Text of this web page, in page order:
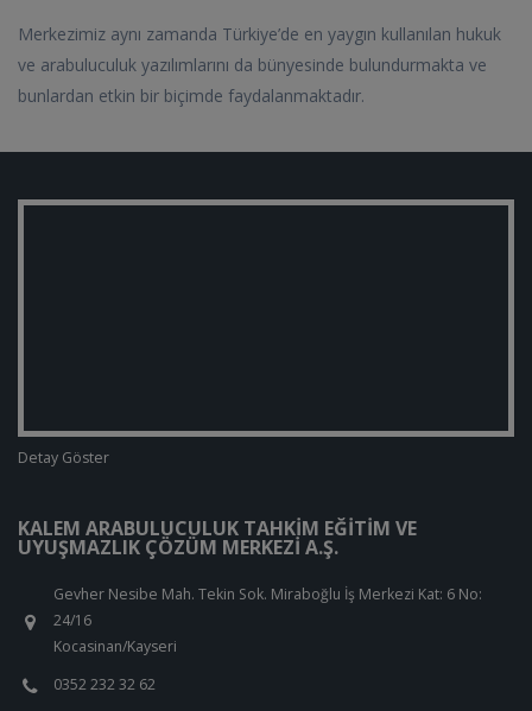
Merkezimiz aynı zamanda Türkiye’de en yaygın kullanılan hukuk
ve arabuluculuk yazılımlarını da bünyesinde bulundurmakta ve
bunlardan etkin bir biçimde faydalanmaktadır.
Detay Göster
KALEM ARABULUCULUK TAHKIM EĞITIM VE
UYUŞMAZLIK ÇÖZÜM MERKEZI A.Ş.
Gevher Nesibe Mah. Tekin Sok. Miraboğlu İş Merkezi Kat: 6 No:
24/16
Kocasinan/Kayseri
0352 232 32 62